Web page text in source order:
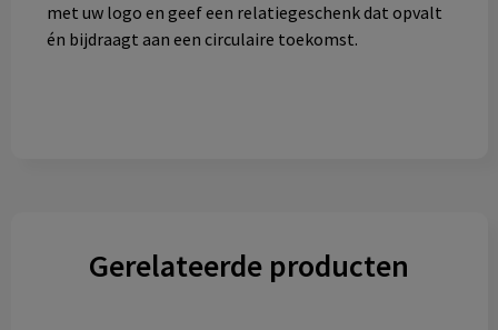
met uw logo en geef een relatiegeschenk dat opvalt
én bijdraagt aan een circulaire toekomst.
Gerelateerde producten